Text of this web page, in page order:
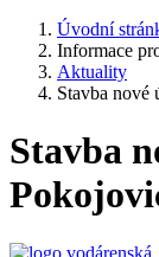
Úvodní
Informace
Aktuality
Stavba
Stavba